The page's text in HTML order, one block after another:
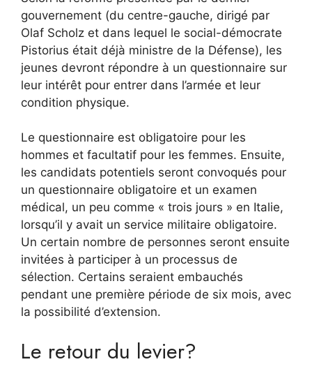
gouvernement (du centre-gauche, dirigé par
Olaf Scholz et dans lequel le social-démocrate
Pistorius était déjà ministre de la Défense), les
jeunes devront répondre à un questionnaire sur
leur intérêt pour entrer dans l’armée et leur
condition physique.
Le questionnaire est obligatoire pour les
hommes et facultatif pour les femmes. Ensuite,
les candidats potentiels seront convoqués pour
un questionnaire obligatoire et un examen
médical, un peu comme « trois jours » en Italie,
lorsqu’il y avait un service militaire obligatoire.
Un certain nombre de personnes seront ensuite
invitées à participer à un processus de
sélection. Certains seraient embauchés
pendant une première période de six mois, avec
la possibilité d’extension.
Le retour du levier?